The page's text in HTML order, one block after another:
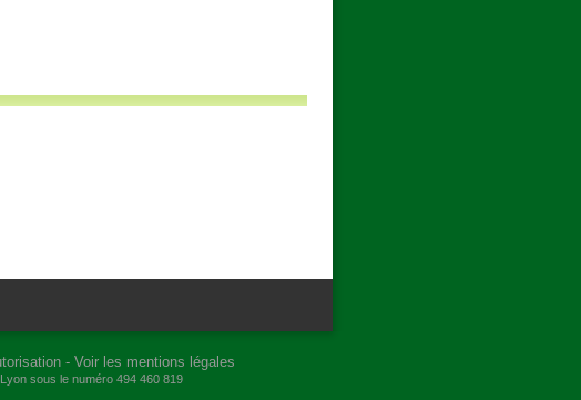
- Voir les mentions légales
sous le numéro 494 460 819